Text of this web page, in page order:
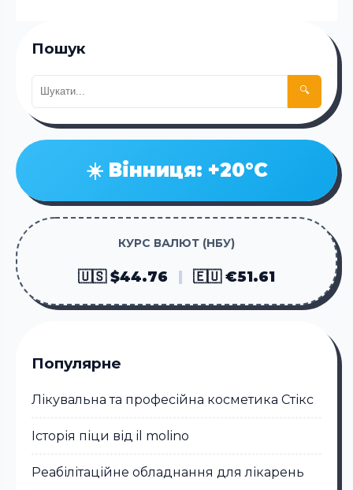
Пошук
🔍
☀️ Вінниця: +20°C
КУРС ВАЛЮТ (НБУ)
🇺🇸 $44.76 🇪🇺 €51.61
Популярне
Лікувальна та професійна косметика Стікc
Історія піци від il molino
Реабілітаційне обладнання для лікарень